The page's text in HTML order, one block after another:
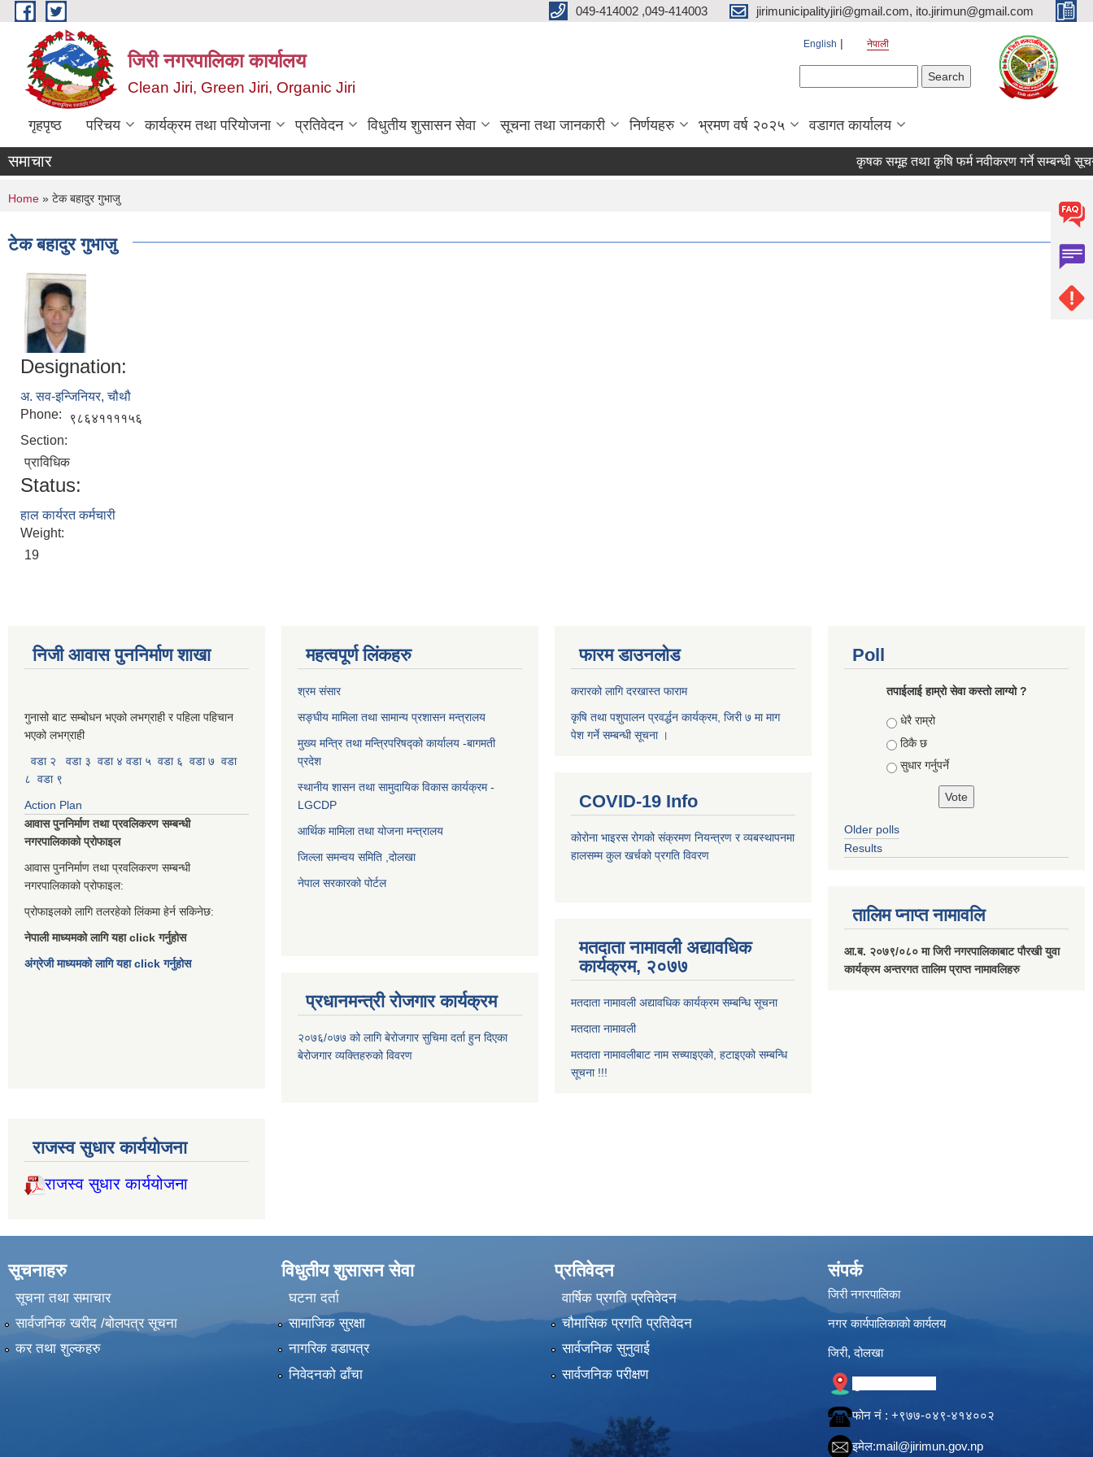
Skip to main content 049-414002 ,049-414003 jirimunicipalityjiri@gmail.com, ito.jirimun@gmail.com
जिरी नगरपालिका कार्यालय
Clean Jiri, Green Jiri, Organic Jiri
English नेपाली
गृहपृष्ठ परिचय कार्यक्रम तथा परियोजना प्रतिवेदन विधुतीय शुसासन सेवा सूचना तथा जानकारी निर्णयहरु भ्रमण वर्ष २०२५ वडागत कार्यालय
समाचार कृषक समूह तथा कृषि फर्म नवीकरण गर्ने सम्बन्धी सूचना
You are here
Home » टेक बहादुर गुभाजु
टेक बहादुर गुभाजु
Designation:
अ. सव-इन्जिनियर, चौथौ
Phone:
९८६४११११५६
Section:
प्राविधिक
Status:
हाल कार्यरत कर्मचारी
Weight:
19
निजी आवास पुननिर्माण शाखा
गुनासो बाट सम्बोधन भएको लभग्राही र पहिला पहिचान
भएको लभग्राही
वडा २
वडा ३ वडा ४ वडा ५ वडा ६ वडा ७ वडा
८ वडा ९
Action Plan
आवास पुननिर्माण तथा प्रवलिकरण सम्बन्धी
नगरपालिकाको प्रोफाइल
आवास पुननिर्माण तथा प्रवलिकरण सम्बन्धी
नगरपालिकाको प्रोफाइल:
प्रोफाइलको लागि तलरहेको लिंकमा हेर्न सकिनेछ:
नेपाली माध्यमको लागि यहा click गर्नुहोस
अंग्रेजी माध्यमको लागि यहा click गर्नुहोस
महत्वपूर्ण लिंकहरु
श्रम संसार
सङ्घीय मामिला तथा सामान्य प्रशासन मन्त्रालय
मुख्य मन्त्रि तथा मन्त्रिपरिषद्को कार्यालय -बागमती
प्रदेश
स्थानीय शासन तथा सामुदायिक विकास कार्यक्रम -
LGCDP
आर्थिक मामिला तथा योजना मन्त्रालय
जिल्ला समन्वय समिति ,दोलखा
नेपाल सरकारको पोर्टल
प्रधानमन्त्री रोजगार कार्यक्रम
२०७६/०७७ को लागि बेरोजगार सुचिमा दर्ता हुन दिएका
बेरोजगार व्यक्तिहरुको विवरण
फारम डाउनलोड
करारको लागि दरखास्त फाराम
कृषि तथा पशुपालन प्रवर्द्धन कार्यक्रम, जिरी ७ मा माग
पेश गर्ने सम्बन्धी सूचना ।
COVID-19 Info
कोरोना भाइरस रोगको संक्रमण नियन्त्रण र व्यबस्थापनमा
हालसम्म कुल खर्चको प्रगति विवरण
मतदाता नामावली अद्यावधिक
कार्यक्रम, २०७७
मतदाता नामावली अद्यावधिक कार्यक्रम सम्बन्धि सूचना
मतदाता नामावली
मतदाता नामावलीबाट नाम सच्याइएको, हटाइएको सम्बन्धि
सूचना !!!
Poll
तपाईलाई हाम्रो सेवा कस्तो लाग्यो ?
Choices
धेरै राम्रो
ठिकै छ
सुधार गर्नुपर्ने
Older polls
Results
तालिम प्नाप्त नामावलि
आ.ब. २०७९/०८० मा जिरी नगरपालिकाबाट पौरखी युवा
कार्यक्रम अन्तरगत तालिम प्राप्त नामावलिहरु
राजस्व सुधार कार्ययोजना
राजस्व सुधार कार्ययोजना
सूचनाहरु
सूचना तथा समाचार
सार्वजनिक खरीद /बोलपत्र सूचना
कर तथा शुल्कहरु
विधुतीय शुसासन सेवा
घटना दर्ता
सामाजिक सुरक्षा
नागरिक वडापत्र
निवेदनको ढाँचा
प्रतिवेदन
वार्षिक प्रगति प्रतिवेदन
चौमासिक प्रगति प्रतिवेदन
सार्वजनिक सुनुवाई
सार्वजनिक परीक्षण
संपर्क
जिरी नगरपालिका
नगर कार्यपालिकाको कार्यलय
जिरी, दोलखा
फोन नं‍ : +९७७-०४९-४१४००२
इमेल:mail@jirimun.gov.np